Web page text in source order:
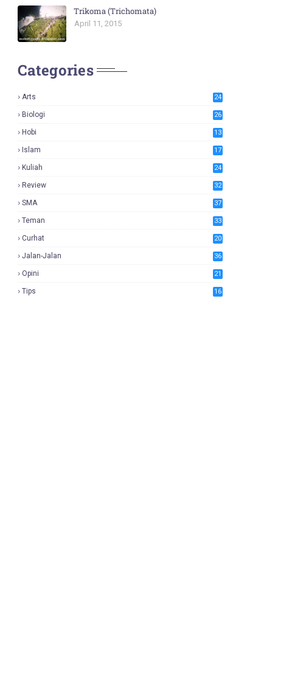
Trikoma (Trichomata)
April 11, 2015
Categories
Arts 24
Biologi 26
Hobi 13
Islam 17
Kuliah 24
Review 32
SMA 37
Teman 33
Curhat 20
Jalan-Jalan 36
Opini 21
Tips 16